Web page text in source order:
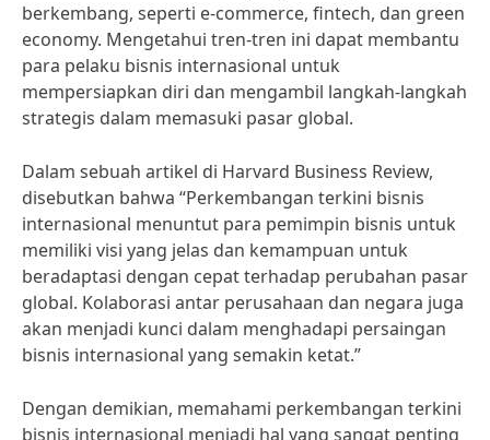
berkembang, seperti e-commerce, fintech, dan green
economy. Mengetahui tren-tren ini dapat membantu
para pelaku bisnis internasional untuk
mempersiapkan diri dan mengambil langkah-langkah
strategis dalam memasuki pasar global.
Dalam sebuah artikel di Harvard Business Review,
disebutkan bahwa “Perkembangan terkini bisnis
internasional menuntut para pemimpin bisnis untuk
memiliki visi yang jelas dan kemampuan untuk
beradaptasi dengan cepat terhadap perubahan pasar
global. Kolaborasi antar perusahaan dan negara juga
akan menjadi kunci dalam menghadapi persaingan
bisnis internasional yang semakin ketat.”
Dengan demikian, memahami perkembangan terkini
bisnis internasional menjadi hal yang sangat penting